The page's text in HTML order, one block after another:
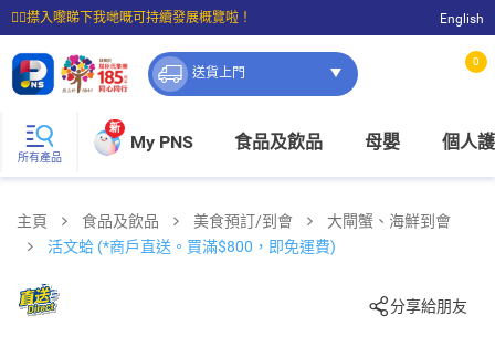
☝🏼㩒入嚟睇下我哋嘅可持續發展概覽啦！
⭐購物滿$399即享免費送貨；滿$100即可免費店取。
English
送貨上門
0
所有產品
新
My PNS 食品及飲品 母嬰 個人
主頁 食品及飲品 美食預訂/到會
大閘蟹、海鮮到會
活文蛤 (*商戶直送。買滿$800，即免運費)
分享給朋友